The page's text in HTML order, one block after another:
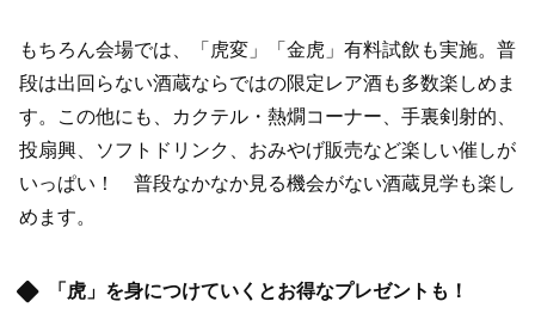
もちろん会場では、「虎変」「金虎」有料試飲も実施。普
段は出回らない酒蔵ならではの限定レア酒も多数楽しめま
す。この他にも、カクテル・熱燗コーナー、手裏剣射的、
投扇興、ソフトドリンク、おみやげ販売など楽しい催しが
いっぱい！ 普段なかなか見る機会がない酒蔵見学も楽し
めます。
「虎」を身につけていくとお得なプレゼントも！